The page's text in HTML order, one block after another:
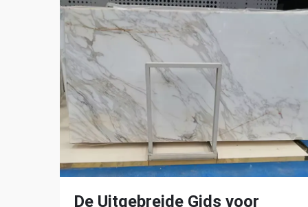
De Uitgebreide Gids voor